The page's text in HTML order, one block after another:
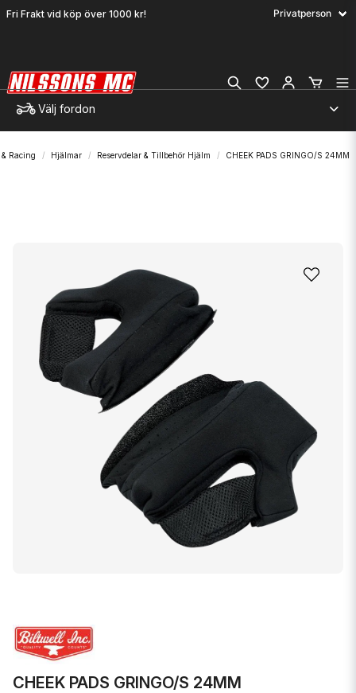
Fri Frakt vid köp över 1000 kr!
Välj fordon
Racing Hjälmar Reservdelar & Tillbehör Hjälm CHEEK PADS GRINGO/S 24MM
CHEEK PADS GRINGO/S 24MM